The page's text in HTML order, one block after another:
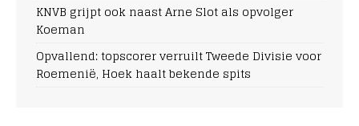
KNVB grijpt ook naast Arne Slot als opvolger
Koeman
Opvallend: topscorer verruilt Tweede Divisie voor
Roemenië, Hoek haalt bekende spits